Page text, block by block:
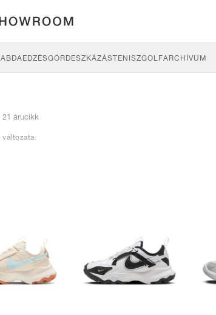
EDZÉSGÖRDESZKÁZÁSTENISZGOLFARCHÍVUM
21 árucikk
változata.